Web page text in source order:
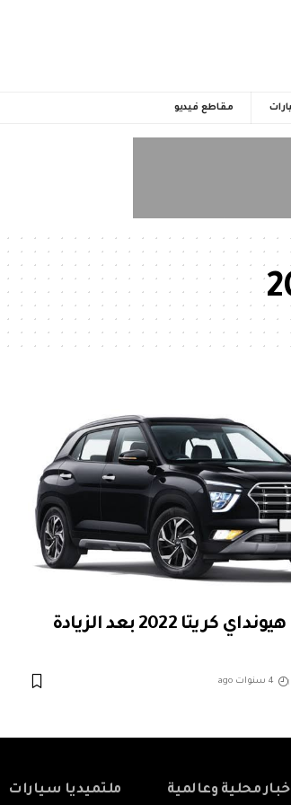
مقاطع فيديو
سعر فئات هيونداي كريتا 2022 بعد الزيادة
4 سنوات ago
محلية وعالمية ملتميديا سيارات